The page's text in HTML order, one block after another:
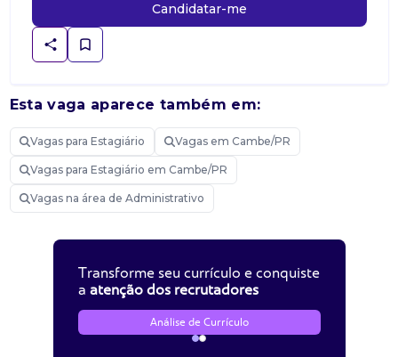
Candidatar-me
Esta vaga aparece também em:
Vagas para Estagiário Vagas em Cambe/PR
Vagas para Estagiário em Cambe/PR
Vagas na área de Administrativo
Transforme seu currículo e conquiste
a atenção dos recrutadores
Análise de Currículo